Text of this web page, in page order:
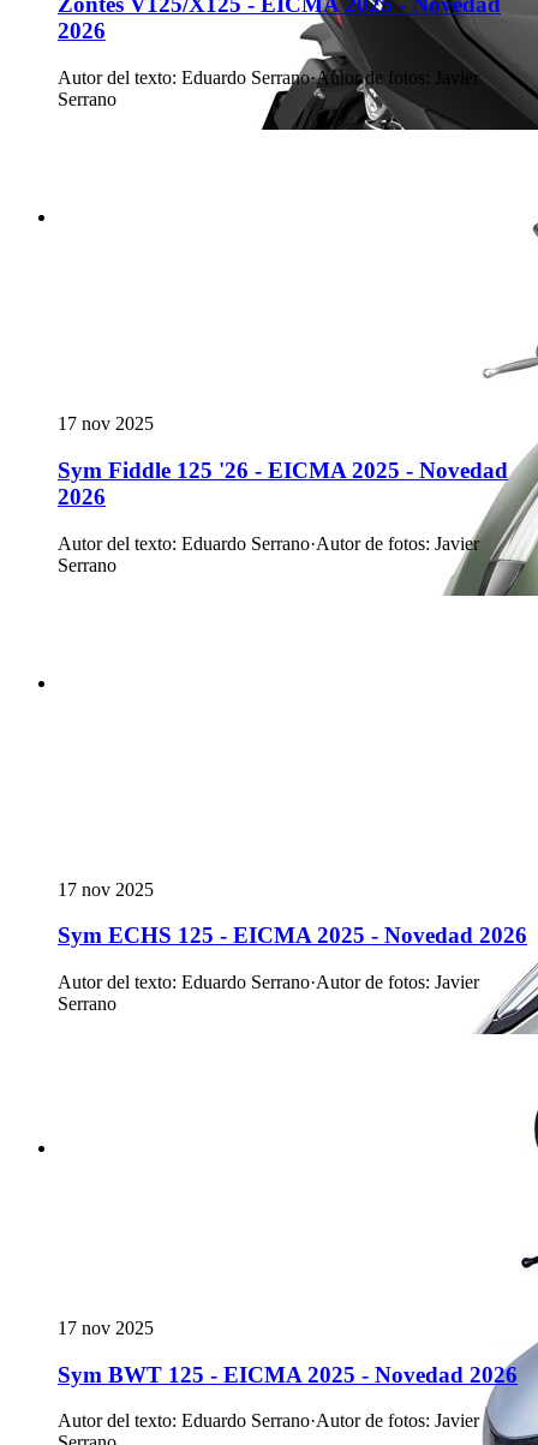
2026
Autor del texto: Eduardo Serrano·Autor de fotos
Javier
Serrano
17 nov 2025
Sym Fiddle 125 '26 - EICMA 2025 - Novedad
2026
Autor del texto: Eduardo Serrano·Autor de fotos: Javier
Serrano
17 nov 2025
Sym ECHS 125 - EICMA 2025 - Novedad 2026
Autor del texto: Eduardo Serrano·Autor de fotos: Javier
Serrano
17 nov 2025
Sym BWT 125 - EICMA 2025 - Novedad 2026
Autor del texto: Eduardo Serrano·Autor de fotos: Javier